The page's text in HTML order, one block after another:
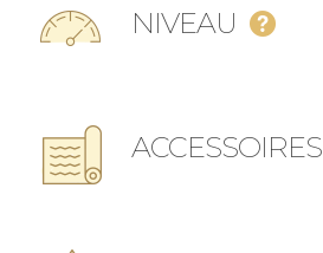
NIVEAU
ACCESSOIRES